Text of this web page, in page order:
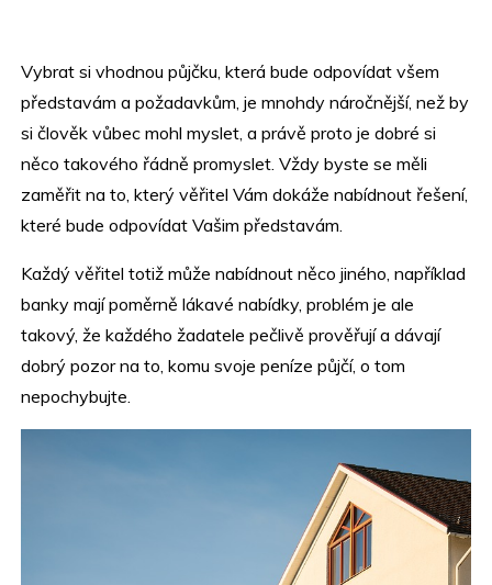
Vybrat si vhodnou půjčku, která bude odpovídat všem
představám a požadavkům, je mnohdy náročnější, než by
si člověk vůbec mohl myslet, a právě proto je dobré si
něco takového řádně promyslet. Vždy byste se měli
zaměřit na to, který věřitel Vám dokáže nabídnout řešení,
které bude odpovídat Vašim představám.
Každý věřitel totiž může nabídnout něco jiného, například
banky mají poměrně lákavé nabídky, problém je ale
takový, že každého žadatele pečlivě prověřují a dávají
dobrý pozor na to, komu svoje peníze půjčí, o tom
nepochybujte.